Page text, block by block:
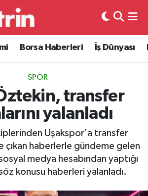
Borsa Haberleri İş Dünyası
SPOR
transfer
yalanladı
Uşakspor'a transfer
çıkan haberlerle gündeme gelen
medya hesabından yaptığı
konusu haberleri yalanladı.
Durumu ve Fikstür